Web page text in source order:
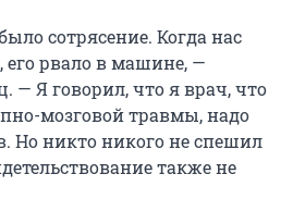
сотрясение. Когда нас
рвало в машине, —
— Я говорил, что я врач, что
мозговой травмы, надо
Но никто никого не спешил
также не